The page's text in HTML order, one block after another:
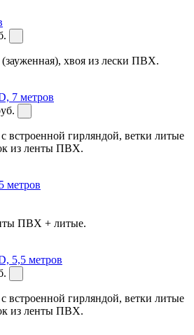
хвоя из лески ПВХ.
7 метров
встроенной гирляндой, ветки литые
из ленты ПВХ.
метров
ПВХ + литые.
5,5 метров
встроенной гирляндой, ветки литые
из ленты ПВХ.